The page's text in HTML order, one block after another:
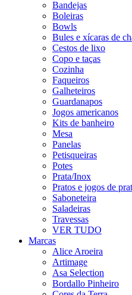
Bandejas
Boleiras
Bowls
Bules e xícaras de
Cestos de lixo
Copo e taças
Cozinha
Faqueiros
Galheteiros
Guardanapos
Jogos americanos
Kits de banheiro
Mesa
Panelas
Petisqueiras
Potes
Prata/Inox
Pratos e jogos de
Saboneteira
Saladeiras
Travessas
VER TUDO
Marcas
Alice Aroeira
Artimage
Asa Selection
Bordallo Pinheiro